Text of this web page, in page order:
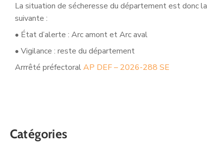
La situation de sécheresse du département est donc la
suivante :
• État d’alerte : Arc amont et Arc aval
• Vigilance : reste du département
Arrrêté préfectoralAP DEF – 2026-288 SE
Catégories